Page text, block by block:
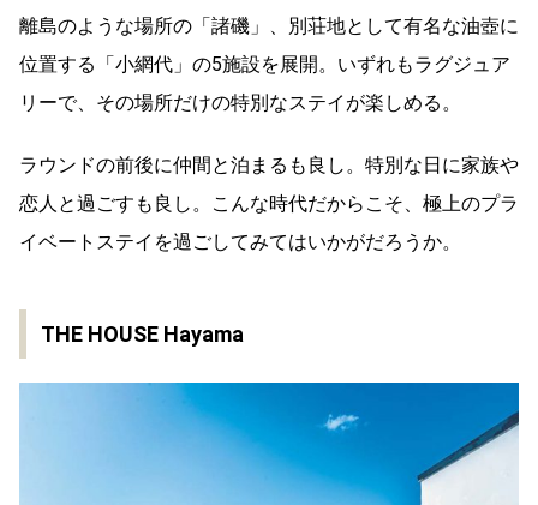
離島のような場所の「諸磯」、別荘地として有名な油壺に
位置する「小網代」の5施設を展開。いずれもラグジュア
リーで、その場所だけの特別なステイが楽しめる。
ラウンドの前後に仲間と泊まるも良し。特別な日に家族や
恋人と過ごすも良し。こんな時代だからこそ、極上のプラ
イベートステイを過ごしてみてはいかがだろうか。
THE HOUSE Hayama